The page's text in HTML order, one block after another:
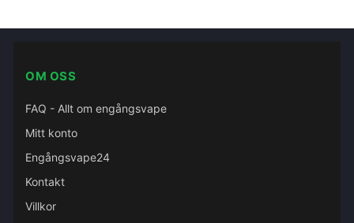
OM OSS
FAQ - Allt om engångsvape
Mitt konto
Engångsvape24
Kontakt
Villkor